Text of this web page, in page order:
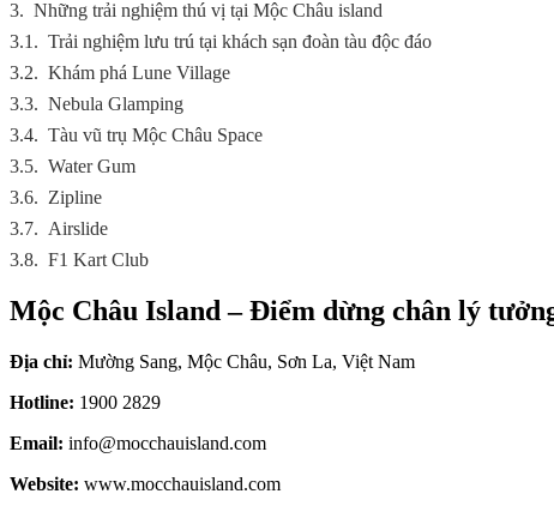
3. Những trải nghiệm thú vị tại Mộc Châu island
3.1. Trải nghiệm lưu trú tại khách sạn đoàn tàu độc đáo
3.2. Khám phá Lune Village
3.3. Nebula Glamping
3.4. Tàu vũ trụ Mộc Châu Space
3.5. Water Gum
3.6. Zipline
3.7. Airslide
3.8. F1 Kart Club
Mộc Châu Island – Điểm dừng chân lý
Địa chỉ: Mường Sang, Mộc Châu, Sơn La, Việt Nam
Hotline: 1900 2829
Email: info@mocchauisland.com
Website: www.mocchauisland.com